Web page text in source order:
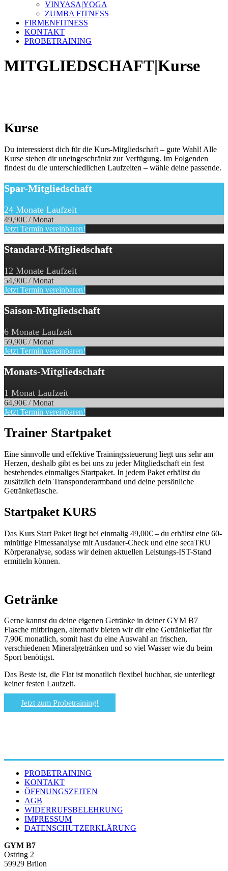
VINYASA|YOGA
ZUMBA FITNESS
FIRMENFITNESS
KONTAKT
PROBETRAINING
MITGLIEDSCHAFT|Kurse
Kurse
Du interessierst dich für die Kurs-Mitgliedschaft – gute Wahl! Alle
Kurse stehen dir uneingeschränkt zur Verfügung. Im Folgenden
findest du die unterschiedlichen Laufzeiten – wähle deine passende.
Spar-Mitgliedschaft
24 Monate Laufzeit
49,90€ / Monat
Jetzt Termin vereinbaren!
Standard-Mitgliedschaft
12 Monate Laufzeit
54,90€ / Monat
Jetzt Termin vereinbaren!
Saison-Mitgliedschaft
6 Monate Laufzeit
59,90€ / Monat
Jetzt Termin vereinbaren!
Monats-Mitgliedschaft
1 Monat Laufzeit
64,90€ / Monat
Jetzt Termin vereinbaren!
Trainer Startpaket
Eine sinnvolle und effektive Trainingssteuerung liegt uns sehr am
Herzen, deshalb gibt es bei uns zu jeder Mitgliedschaft ein fest
bestehendes einmaliges Startpaket. In jedem Paket erhältst du
zusätzlich dein Transponderarmband und deine persönliche
Getränkeflasche.
Startpaket KURS
Das Kurs Start Paket liegt bei einmalig 49,00€ – du erhältst eine 60-
minütige Fitnessanalyse mit Ausdauer-Check und eine secaTRU
Körperanalyse, sodass wir deinen aktuellen Leistungs-IST-Stand
ermitteln können.
Getränke
Gerne kannst du deine eigenen Getränke in deiner GYM B7
Flasche mitbringen, alternativ bieten wir dir eine Getränkeflat für
7,90€ monatlich, somit hast du eine Auswahl an frischen,
verschiedenen Mineralgetränken und so viel Wasser wie du beim
Sport benötigst.
Das Beste ist, die Flat ist monatlich flexibel buchbar, sie unterliegt
keiner festen Laufzeit.
Jetzt zum Probetraining!
PROBETRAINING
KONTAKT
ÖFFNUNGSZEITEN
AGB
WIDERRUFSBELEHRUNG
IMPRESSUM
DATENSCHUTZERKLÄRUNG
GYM B7
Ostring 2
59929 Brilon